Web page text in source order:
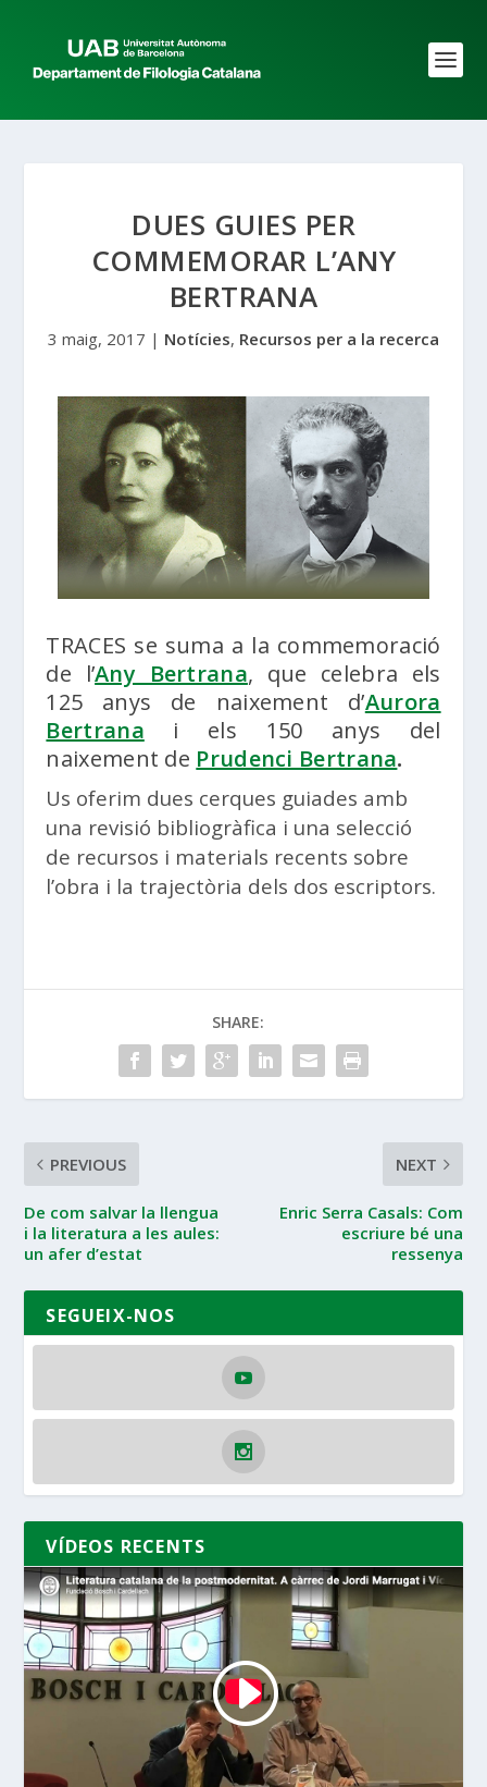
DUES GUIES PER
COMMEMORAR L’ANY
BERTRANA
3 maig, 2017 | Notícies, Recursos per a la recerca
TRACES se suma a la commemoració
de l’Any Bertrana, que celebra els
125 anys de naixement d’Aurora
Bertrana i els 150 anys del
naixement de Prudenci Bertrana.
Us oferim dues cerques guiades amb
una revisió bibliogràfica i una selecció
de recursos i materials recents sobre
l’obra i la trajectòria dels dos escriptors.
SHARE:
PREVIOUS
De com salvar la llengua
i la literatura a les aules:
un afer d’estat
NEXT
Enric Serra Casals: Com
escriure bé una
ressenya
SEGUEIX-NOS
VÍDEOS RECENTS